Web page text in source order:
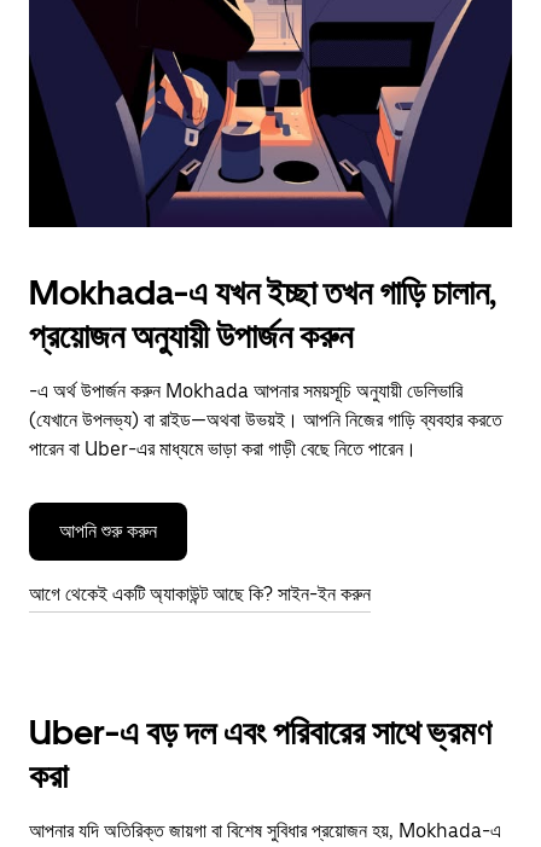
the
calendar.
Mokhada-এ যখন ইচ্ছা তখন গাড়ি চালান,
প্রয়োজন অনুযায়ী উপার্জন করুন
-এ অর্থ উপার্জন করুন Mokhada আপনার সময়সূচি অনুযায়ী ডেলিভারি
(যেখানে উপলভ্য) বা রাইড—অথবা উভয়ই। আপনি নিজের গাড়ি ব্যবহার করতে
পারেন বা Uber-এর মাধ্যমে ভাড়া করা গাড়ী বেছে নিতে পারেন।
আপনি শুরু করুন
আগে থেকেই একটি অ্যাকাউন্ট আছে কি? সাইন-ইন করুন
Uber-এ বড় দল এবং পরিবারের সাথে ভ্রমণ
করা
আপনার যদি অতিরিক্ত জায়গা বা বিশেষ সুবিধার প্রয়োজন হয়, Mokhada-এ